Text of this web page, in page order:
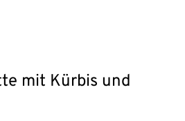
mit Kürbis und